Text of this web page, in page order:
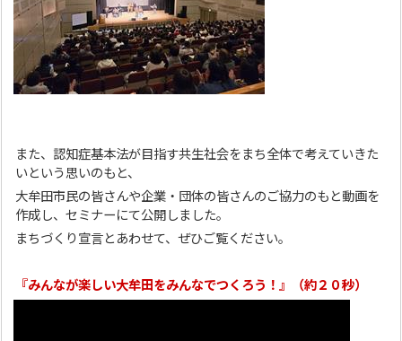
また、認知症基本法が目指す共生社会をまち全体で考えていきた
いという思いのもと、
大牟田市民の皆さんや企業・団体の皆さんのご協力のもと動画を
作成し、セミナーにて公開しました。
まちづくり宣言とあわせて、ぜひご覧ください。
『みんなが楽しい大牟田をみんなでつくろう！』（約２０秒）